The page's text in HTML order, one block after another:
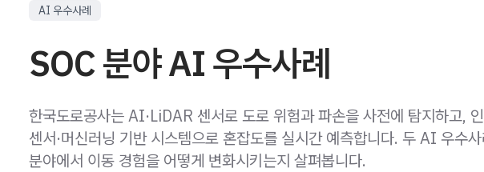
AI 우수사례
SOC 분야 AI 우수사례
한국도로공사는 AI·LiDAR 센서로 도로 위험과 파손을 사전에 탐지하고,
센서·머신러닝 기반 시스템으로 혼잡도를 실시간 예측합니다. 두 AI 우수
분야에서 이동 경험을 어떻게 변화시키는지 살펴봅니다.